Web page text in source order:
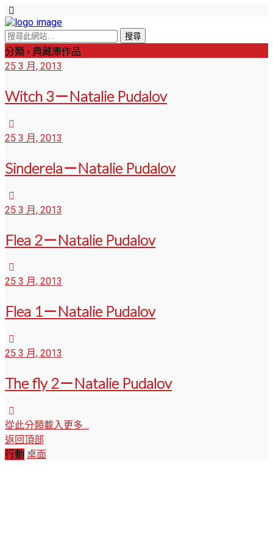
分類 › 典藏庫作品
25 3 月, 2013
Witch 3－Natalie Pudalov
25 3 月, 2013
Sinderela－Natalie Pudalov
25 3 月, 2013
Flea 2－Natalie Pudalov
25 3 月, 2013
Flea 1－Natalie Pudalov
25 3 月, 2013
The fly 2－Natalie Pudalov
從此分類載入更多…
返回頂部
行動 桌面